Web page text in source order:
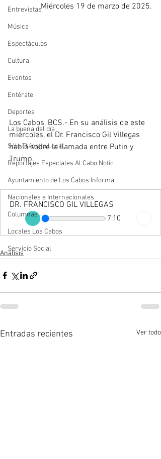
Entrevistas
Música
Espectáculos
Cultura
Eventos
Entérate
Deportes
La buena del día
Sólo Tránsito Local
Reportajes Especiales Al Cabo Notic
Ayuntamiento de Los Cabos Informa
Nacionales e Internacionales
Columnas
Locales Los Cabos
Servicio Social
Miércoles 19 de marzo de 2025.
Los Cabos, BCS.- En su análisis de este
miércoles, el Dr. Francisco Gil Villegas
habló sobre la llamada entre Putin y
Trump.
DR. FRANCISCO GIL VILLEGAS
7:10
Analisis
Entradas recientes Ver todo